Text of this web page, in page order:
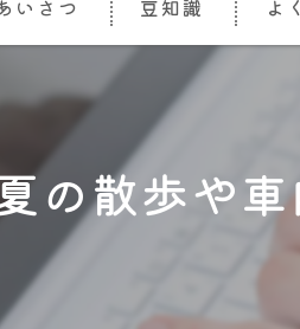
いさつ 豆知識 よ
の散歩や